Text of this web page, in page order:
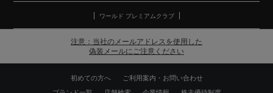
ワールド プレミアムクラブ
注意：当社のメールアドレスを使用した
偽装メールにご注意ください
初めての方へ
ご利用案内・お問い合わせ